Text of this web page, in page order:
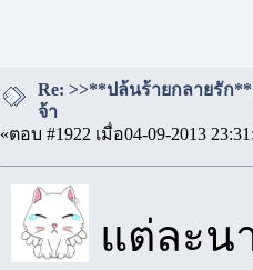
Re: >>**ปล้นร้ายกลายรัก
จ้า
«ตอบ #1922 เมื่อ04-09-2013
แต่ละน